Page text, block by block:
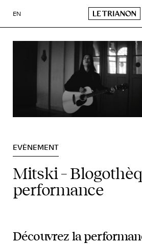
auEN
EVÈNEMENT
Mitski –
performance
Découvrez la